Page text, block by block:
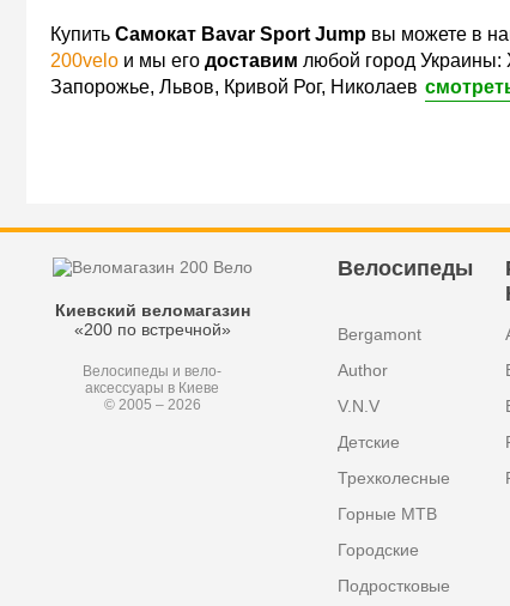
Купить Самокат Bavar Sport Jump вы можете в
200velo и мы его доставим любой город Украины:
Запорожье, Львов, Кривой Рог, Николаев
Киевский веломагазин
«200 по встречной»
Велосипеды и вело-
аксессуары в Киеве
© 2005 – 2026
Велосипеды
Bergamont
Author
V.N.V
Детские
Трехколесные
Горные MTB
Городские
Подростковые